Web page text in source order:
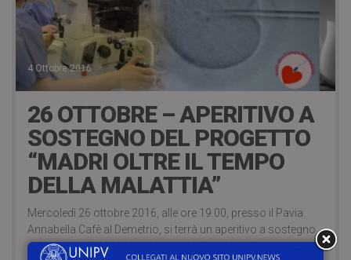
4 Ottobre 2016
26 OTTOBRE – APERITIVO A
SOSTEGNO DEL PROGETTO
“MADRI OLTRE IL TEMPO
DELLA MALATTIA”
Mercoledì 26 ottobre 2016, alle ore 19.00, presso il Pavia
Annabella Cafè al Demetrio, si terrà un aperitivo a sostegno
del progetto “Madri oltre il tempo della malattia”.